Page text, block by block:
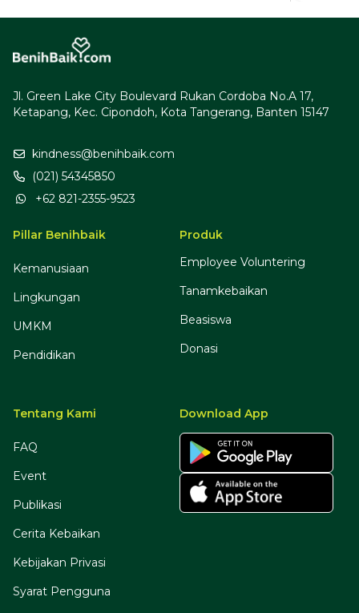
Jl. Green Lake City Boulevard Rukan Cordoba No.A 17,
Ketapang, Kec. Cipondoh, Kota Tangerang, Banten 15147
kindness@benihbaik.com
(021) 54345850
+62 821-2355-9523
Pillar Benihbaik
Kemanusiaan
Lingkungan
UMKM
Pendidikan
Produk
Employee Voluntering
Tanamkebaikan
Beasiswa
Donasi
Tentang Kami
FAQ
Event
Publikasi
Cerita Kebaikan
Kebijakan Privasi
Syarat Pengguna
Download App